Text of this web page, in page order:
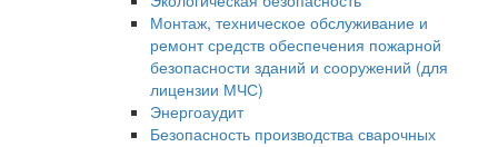
Монтаж, техническое обслуживание и
ремонт средств обеспечения пожарной
безопасности зданий и сооружений (для
лицензии МЧС)
Энергоаудит
Безопасность производства сварочных